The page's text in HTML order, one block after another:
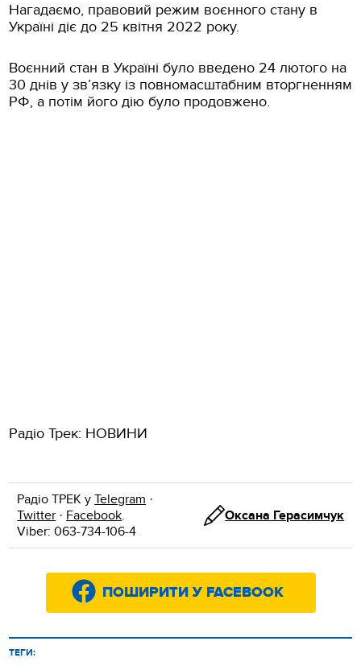
Нагадаємо, правовий режим воєнного стану в
Україні діє до 25 квітня 2022 року.
Воєнний стан в Україні було введено 24 лютого на
30 днів у зв’язку із повномасштабним вторгненням
РФ, а потім його дію було продовжено.
Радіо Трек: НОВИНИ
Радіо ТРЕК уTelegram ·
Twitter · Facebook.
Viber: 063-734-106-4
Оксана Герасимчук
ПОШИРИТИ У FACEBOOK
ТЕГИ: